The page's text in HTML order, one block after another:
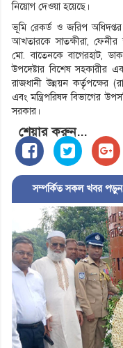
নিয়োগ দেওয়া হয়েছে।
ভূমি রেকর্ড ও জরিপ
আখতারকে সাতক্ষীরা, ফেনীর
মো. বাতেনকে বাগেরহাট,
উপদেষ্টার বিশেষ সহকারীর
রাজধানী উন্নয়ন কর্তৃপক্ষের
এবং মন্ত্রিপরিষদ বিভাগের
সরকার।
শেয়ার করুন...
সম্পর্কিত সকল খবর